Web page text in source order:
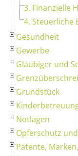
3. Finanzielle
4. Steuerliche
Gesundheit
Gewerbe
Gläubiger und
Grundstück
Notlagen
Opferschutz
Patente,